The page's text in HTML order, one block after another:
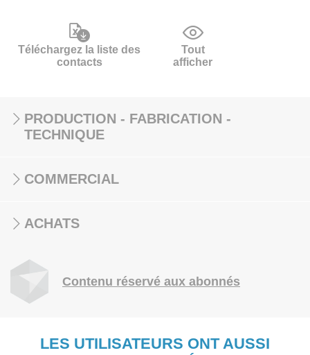
Téléchargez la liste des
contacts
Tout
afficher
PRODUCTION - FABRICATION -
TECHNIQUE
COMMERCIAL
ACHATS
Contenu réservé aux abonnés
LES UTILISATEURS ONT AUSSI